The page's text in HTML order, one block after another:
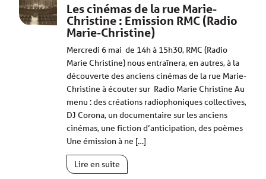
Les cinémas de la rue Marie-
Christine : Emission RMC (Radio
Marie-Christine)
Mercredi 6 mai de 14h à 15h30, RMC (Radio
Marie Christine) nous entraînera, en autres, à la
découverte des anciens cinémas de la rue Marie-
Christine à écouter sur Radio Marie Christine Au
menu : des créations radiophoniques collectives,
DJ Corona, un documentaire sur les anciens
cinémas, une fiction d’anticipation, des poèmes
Une émission à ne […]
Lire en suite